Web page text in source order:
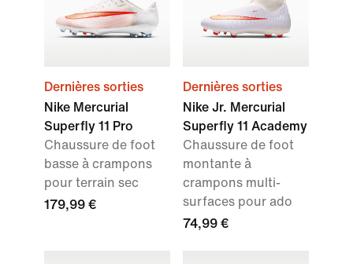
Dernières sorties
Nike Mercurial
Superfly 11 Pro
Chaussure de foot
basse à crampons
pour terrain sec
179,99 €
Dernières sorties
Nike Jr. Mercurial
Superfly 11 Academy
Chaussure de foot
montante à
crampons multi-
surfaces pour ado
74,99 €